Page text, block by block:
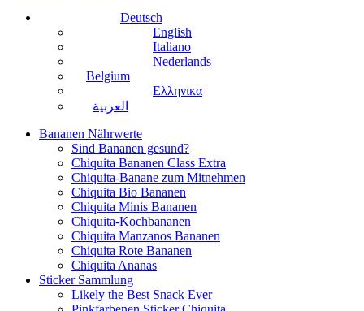
Deutsch
English
Italiano
Nederlands
Belgium
Ελληνικα
العربية
Bananen Nährwerte
Sind Bananen gesund?
Chiquita Bananen Class Extra
Chiquita-Banane zum Mitnehmen
Chiquita Bio Bananen
Chiquita Minis Bananen
Chiquita-Kochbananen
Chiquita Manzanos Bananen
Chiquita Rote Bananen
Chiquita Ananas
Sticker Sammlung
Likely the Best Snack Ever